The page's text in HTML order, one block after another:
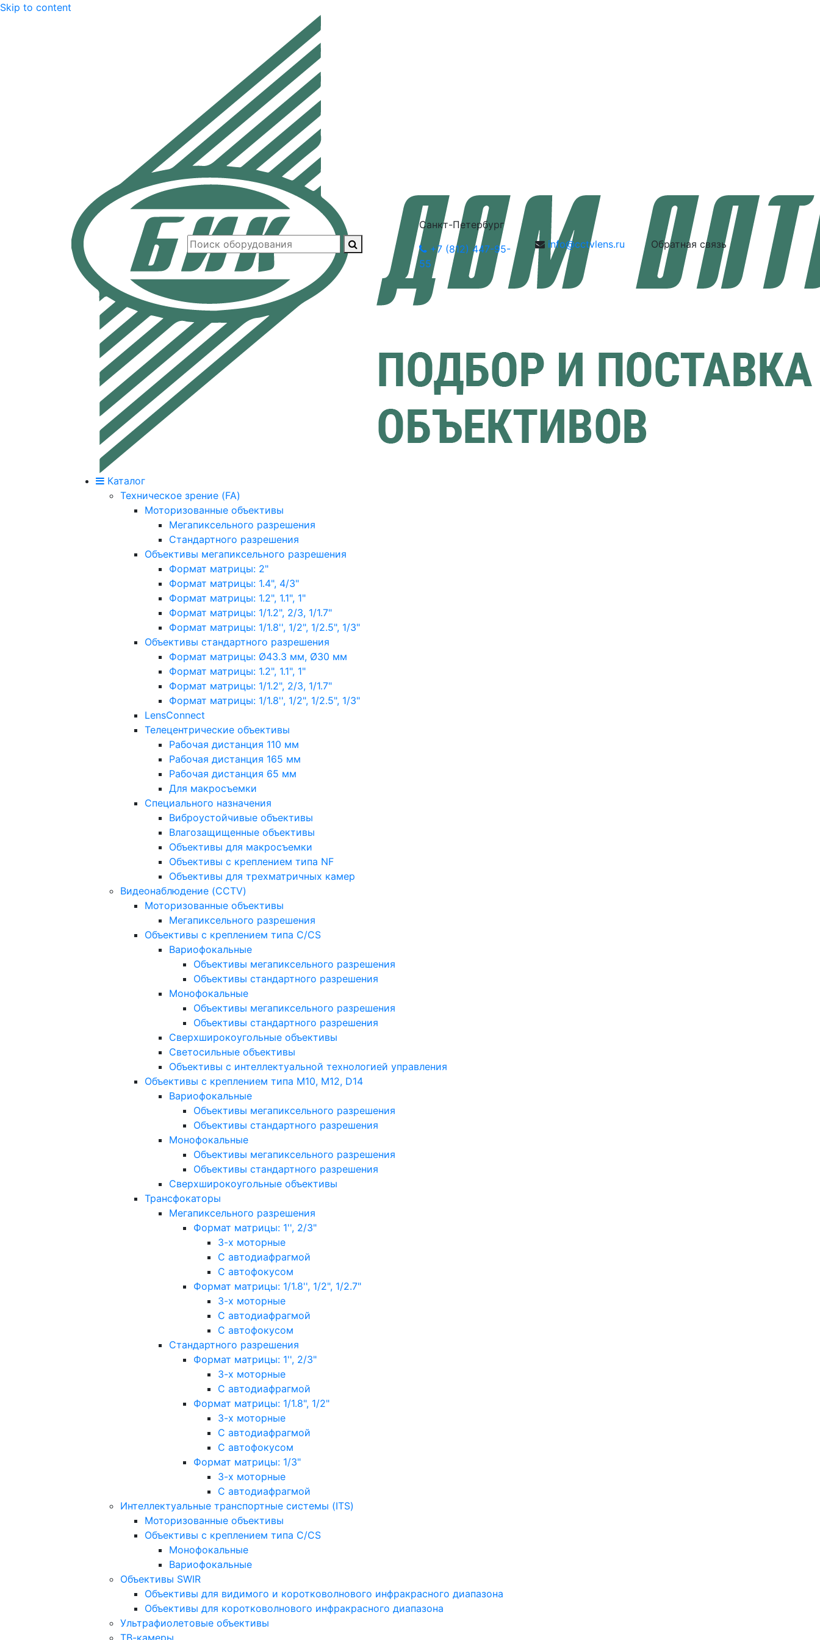
Skip to content
Санкт-Петербург
+7 (812) 447-95-
55
info@cctvlens.ru Обратная связь
Каталог
Техническое зрение (FA)
Моторизованные объективы
Мегапиксельного разрешения
Стандартного разрешения
Объективы мегапиксельного разрешения
Формат матрицы: 2"
Формат матрицы: 1.4", 4/3"
Формат матрицы: 1.2", 1.1", 1"
Формат матрицы: 1/1.2", 2/3, 1/1.7"
Формат матрицы: 1/1.8'', 1/2", 1/2.5", 1/3"
Объективы стандартного разрешения
Формат матрицы: Ø43.3 мм, Ø30 мм
Формат матрицы: 1.2", 1.1", 1"
Формат матрицы: 1/1.2", 2/3, 1/1.7"
Формат матрицы: 1/1.8'', 1/2", 1/2.5", 1/3"
LensConnect
Телецентрические объективы
Рабочая дистанция 110 мм
Рабочая дистанция 165 мм
Рабочая дистанция 65 мм
Для макросъемки
Специального назначения
Виброустойчивые объективы
Влагозащищенные объективы
Объективы для макросъемки
Объективы с креплением типа NF
Объективы для трехматричных камер
Видеонаблюдение (CCTV)
Моторизованные объективы
Мегапиксельного разрешения
Объективы с креплением типа C/CS
Вариофокальные
Объективы мегапиксельного разрешения
Объективы стандартного разрешения
Монофокальные
Объективы мегапиксельного разрешения
Объективы стандартного разрешения
Сверхширокоугольные объективы
Светосильные объективы
Объективы с интеллектуальной технологией управления
Объективы с креплением типа M10, M12, D14
Вариофокальные
Объективы мегапиксельного разрешения
Объективы стандартного разрешения
Монофокальные
Объективы мегапиксельного разрешения
Объективы стандартного разрешения
Сверхширокоугольные объективы
Трансфокаторы
Мегапиксельного разрешения
Формат матрицы: 1'', 2/3"
3-х моторные
С автодиафрагмой
С автофокусом
Формат матрицы: 1/1.8'', 1/2", 1/2.7"
3-х моторные
С автодиафрагмой
С автофокусом
Стандартного разрешения
Формат матрицы: 1'', 2/3"
3-х моторные
С автодиафрагмой
Формат матрицы: 1/1.8", 1/2"
3-х моторные
С автодиафрагмой
С автофокусом
Формат матрицы: 1/3"
3-х моторные
С автодиафрагмой
Интеллектуальные транспортные системы (ITS)
Моторизованные объективы
Объективы с креплением типа C/CS
Монофокальные
Вариофокальные
Объективы SWIR
Объективы для видимого и коротковолнового инфракрасного диапазона
Объективы для коротковолнового инфракрасного диапазона
Ультрафиолетовые объективы
ТВ-камеры